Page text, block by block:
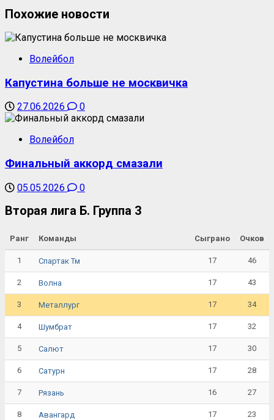
Похожие новости
Волейбол
Капустина больше не москвичка
27.06.2026 0
Волейбол
Финальный аккорд смазали
05.05.2026 0
Вторая лига Б. Группа 3
Ранг Команды Сыграно Очков
1 Спартак Тм 17 46
2 Волна 17 43
3 Металлург 17 34
4 Шумбрат 17 32
5 Салют 17 30
6 Сатурн 17 28
7 Рязань 16 27
8 Авангард 17 23